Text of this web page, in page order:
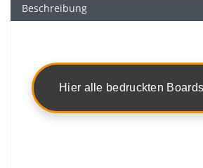
Beschreibung
Hier alle bedruckten Boards